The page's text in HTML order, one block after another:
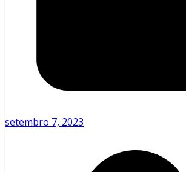
setembro 7, 2023